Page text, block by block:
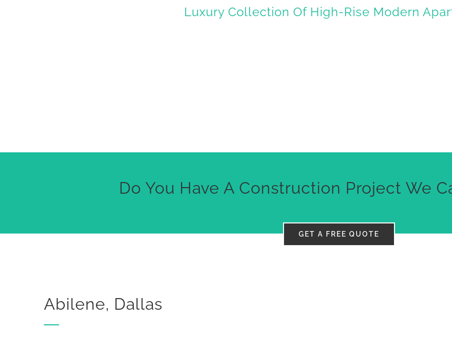
Luxury Collection Of High-Rise Modern
Do You Have A Construction Project We
GET A FREE QUOTE
Abilene, Dallas